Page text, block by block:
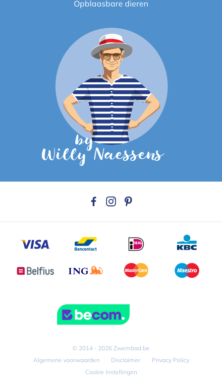
Opblaasbare dieren
© 2014 - 2026 Zwembad.be
Algemene voorwaarden
Disclaimer
Privacy Policy
Cookie instellingen